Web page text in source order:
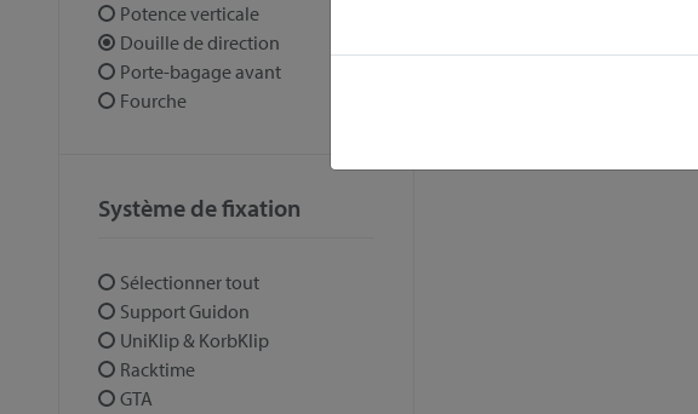
Potence verticale
Douille de direction
Porte-bagage avant
Fourche
Système de fixation
Sélectionner tout
Support Guidon
UniKlip & KorbKlip
Racktime
GTA